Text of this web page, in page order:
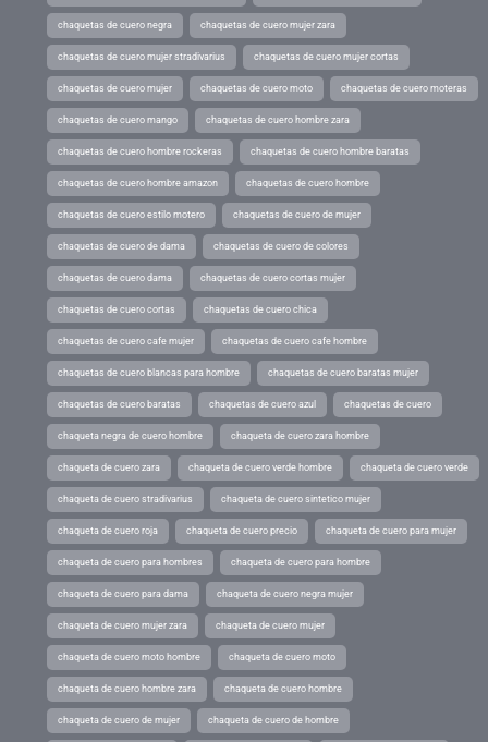
chaquetas de cuero negra chaquetas de cuero mujer zara
chaquetas de cuero mujer stradivarius chaquetas de cuero mujer cortas
chaquetas de cuero mujer chaquetas de cuero moto chaquetas de cuero moteras
chaquetas de cuero mango chaquetas de cuero hombre zara
chaquetas de cuero hombre rockeras chaquetas de cuero hombre baratas
chaquetas de cuero hombre amazon chaquetas de cuero hombre
chaquetas de cuero estilo motero chaquetas de cuero de mujer
chaquetas de cuero de dama chaquetas de cuero de colores
chaquetas de cuero dama chaquetas de cuero cortas mujer
chaquetas de cuero cortas chaquetas de cuero chica
chaquetas de cuero cafe mujer chaquetas de cuero cafe hombre
chaquetas de cuero blancas para hombre chaquetas de cuero baratas mujer
chaquetas de cuero baratas chaquetas de cuero azul chaquetas de cuero
chaqueta negra de cuero hombre chaqueta de cuero zara hombre
chaqueta de cuero zara chaqueta de cuero verde hombre chaqueta de cuero verde
chaqueta de cuero stradivarius chaqueta de cuero sintetico mujer
chaqueta de cuero roja chaqueta de cuero precio chaqueta de cuero para mujer
chaqueta de cuero para hombres chaqueta de cuero para hombre
chaqueta de cuero para dama chaqueta de cuero negra mujer
chaqueta de cuero mujer zara chaqueta de cuero mujer
chaqueta de cuero moto hombre chaqueta de cuero moto
chaqueta de cuero hombre zara chaqueta de cuero hombre
chaqueta de cuero de mujer chaqueta de cuero de hombre